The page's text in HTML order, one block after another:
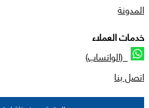
المدونة
خدمات العملاء
(الواتساب)
اتصل بنا